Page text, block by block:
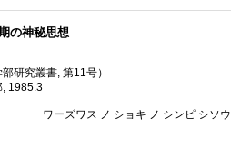
の神秘思想
研究叢書, 第11号）
, 1985.3
ワーズワス ノ ショキ ノ シンピ シソウ